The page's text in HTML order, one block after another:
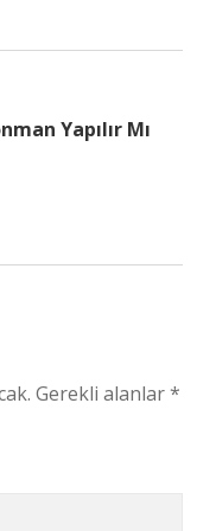
Yapılır Mı
Gerekli alanlar*